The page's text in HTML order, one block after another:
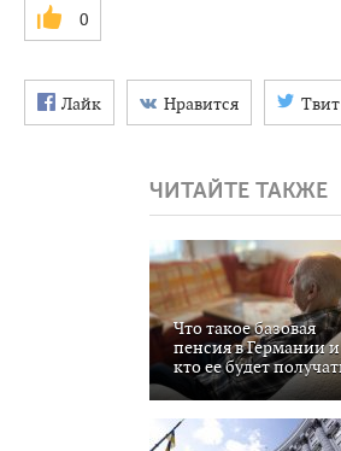
0
Лайк Нравится Твит
ЧИТАЙТЕ ТАКЖЕ
Что такое базовая
пенсия в Германии и
кто ее будет